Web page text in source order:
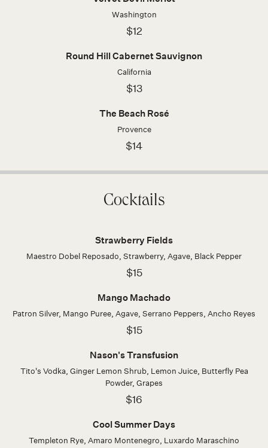
Washington
$12
Round Hill Cabernet Sauvignon
California
$13
The Beach Rosé
Provence
$14
Cocktails
Strawberry Fields
Maestro Dobel Reposado, Strawberry, Agave, Black Pepper
$15
Mango Machado
Patron Silver, Mango Puree, Agave, Serrano Peppers, Ancho Reyes
$15
Nason's Transfusion
Tito's Vodka, Ginger Lemon Shrub, Lemon Juice, Butterfly Pea
Powder, Grapes
$16
Cool Summer Days
Templeton Rye, Amaro Montenegro, Luxardo Maraschino